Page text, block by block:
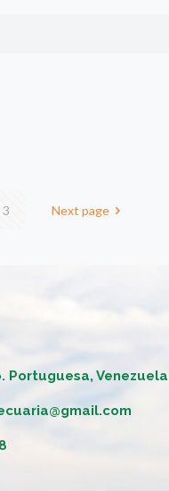
3 Next page
Portuguesa, Venezuela